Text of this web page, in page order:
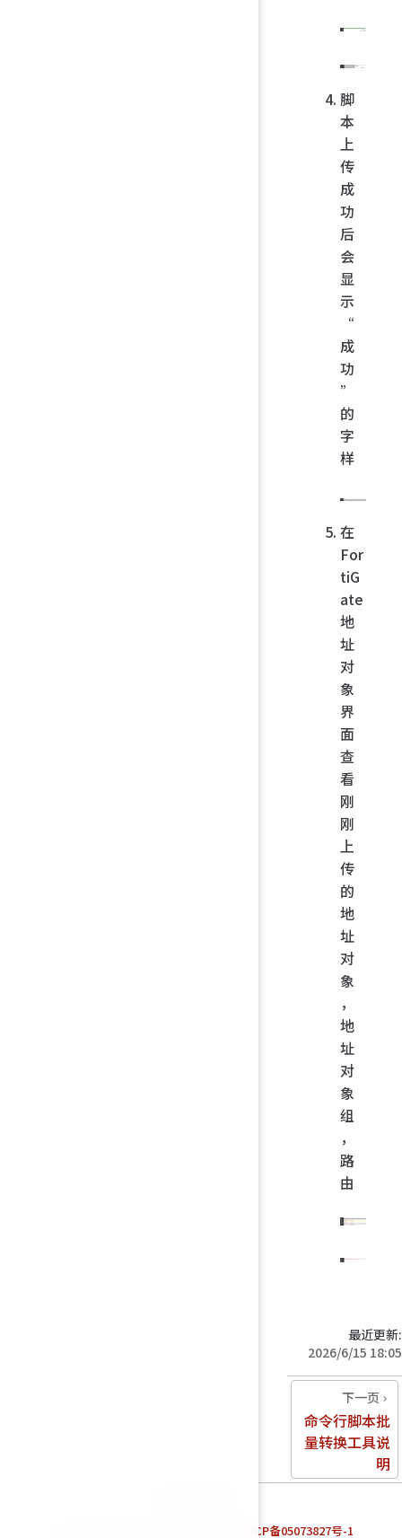
脚
本
上
传
成
功
后
会
显
示
“
成
功
”
的
字
样
在
For
tiG
ate
地
址
对
象
界
面
查
看
刚
刚
上
传
的
地
址
对
象
，
地
址
对
象
组
，
路
由
最近更新:
2026/6/15 18:05
下一页
命令行脚本批
量转换工具说
明
京ICP备05073827号-1